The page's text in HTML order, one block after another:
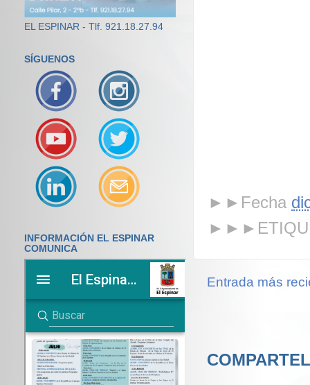
►►Fecha
Entrada más
EL ESPINAR - Tlf. 921.18.27.94
SÍGUENOS
INFORMACIÓN EL ESPINAR
COMUNICA